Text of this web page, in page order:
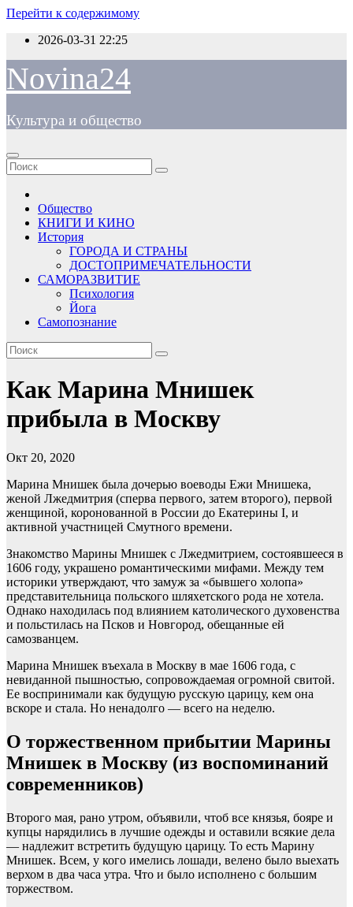
Перейти к содержимому
2026-03-31 22:25
Novina24
Культура и общество
Общество
КНИГИ И КИНО
История
ГОРОДА И СТРАНЫ
ДОСТОПРИМЕЧАТЕЛЬНОСТИ
САМОРАЗВИТИЕ
Психология
Йога
Самопознание
Как Марина Мнишек
прибыла в Москву
Окт 20, 2020
Марина Мнишек была дочерью воеводы Ежи Мнишека,
женой Лжедмитрия (сперва первого, затем второго), первой
женщиной, коронованной в России до Екатерины I, и
активной участницей Смутного времени.
Знакомство Марины Мнишек с Лжедмитрием, состоявшееся в
1606 году, украшено романтическими мифами. Между тем
историки утверждают, что замуж за «бывшего холопа»
представительница польского шляхетского рода не хотела.
Однако находилась под влиянием католического духовенства
и польстилась на Псков и Новгород, обещанные ей
самозванцем.
Марина Мнишек въехала в Москву в мае 1606 года, с
невиданной пышностью, сопровождаемая огромной свитой.
Ее воспринимали как будущую русскую царицу, кем она
вскоре и стала. Но ненадолго — всего на неделю.
О торжественном прибытии Марины
Мнишек в Москву (из воспоминаний
современников)
Второго мая, рано утром, объявили, чтоб все князья, бояре и
купцы нарядились в лучшие одежды и оставили всякие дела
— надлежит встретить будущую царицу. То есть Марину
Мнишек. Всем, у кого имелись лошади, велено было выехать
верхом в два часа утра. Что и было исполнено с большим
торжеством.